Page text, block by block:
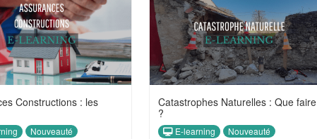
Constructions : les
Nouveauté
Catastrophes Naturelles : Que faire
?
E-learning Nouveauté